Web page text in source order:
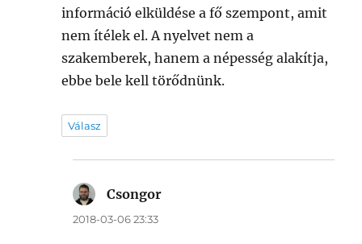
információ elküldése a fő szempont, amit
nem ítélek el. A nyelvet nem a
szakemberek, hanem a népesség alakítja,
ebbe bele kell törődnünk.
Válasz
Csongor
2018-03-06 23:33